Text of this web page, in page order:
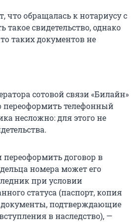
что обращалась к нотариусу с
такое свидетельство, однако
таких документов не
сотовой связи «Билайн»
переоформить телефонный
несложно: для этого не
переоформить договор в
номера может его
при условии
статуса (паспорт, копия
документы, подтверждающие
в наследство), —